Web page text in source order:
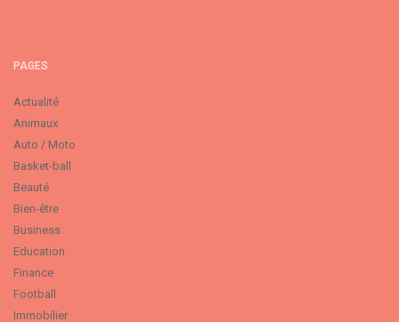
PAGES
Actualité
Animaux
Auto / Moto
Basket-ball
Beauté
Bien-être
Business
Education
Finance
Football
Immobilier